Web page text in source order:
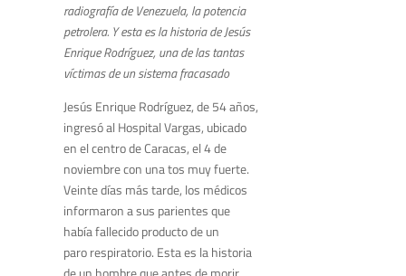
radiografía de Venezuela, la potencia
petrolera. Y esta es la historia de Jesús
Enrique Rodríguez, una de las tantas
víctimas de un sistema fracasado
Jesús Enrique Rodríguez, de 54 años,
ingresó al Hospital Vargas, ubicado
en el centro de Caracas, el 4 de
noviembre con una tos muy fuerte.
Veinte días más tarde, los médicos
informaron a sus parientes que
había fallecido producto de un
paro respiratorio. Esta es la historia